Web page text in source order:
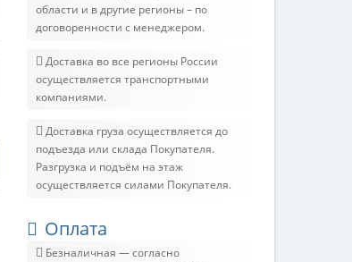
области и в другие регионы – по
договоренности с менеджером.
Доставка во все регионы России
осуществляется транспортными
компаниями.
Доставка груза осуществляется до
подъезда или склада Покупателя.
Разгрузка и подъём на этаж
осуществляется силами Покупателя.
Оплата
Безналичная — согласно